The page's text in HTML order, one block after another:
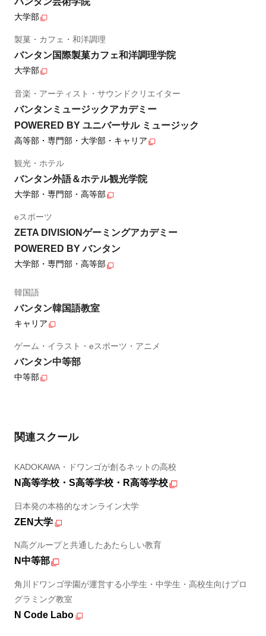
大学部
製菓・カフェ・和洋調理
バンタン国際製菓カフェ和洋調理学院
大学部
音楽・アーティスト・サウンドクリエイター
バンタンミュージックアカデミー
POWERED BY ユニバーサル ミュージック
高等部・専門部・大学部・キャリア
観光・ホテル
バンタン外語＆ホテル観光学院
大学部・専門部・高等部
eスポーツ
ZETA DIVISIONゲーミングアカデミー
POWERED BY バンタン
大学部・専門部・高等部
韓国語
バンタン韓国語教室
キャリア
ゲーム・イラスト・eスポーツ・アニメ
バンタン中等部
中等部
関連スクール
KADOKAWA・ドワンゴが創るネットの高校
N高等学校・S高等学校・R高等学校
日本発の本格的なオンライン大学
ZEN大学
N高グループと共通したあたらしい教育
N中等部
角川ドワンゴ学園が運営する小学生・中学生・高校生向けプロ
グラミング教室
N Code Labo